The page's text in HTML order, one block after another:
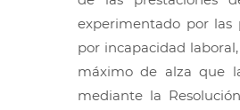
experimentado por las
por incapacidad
máximo de alza que
mediante la